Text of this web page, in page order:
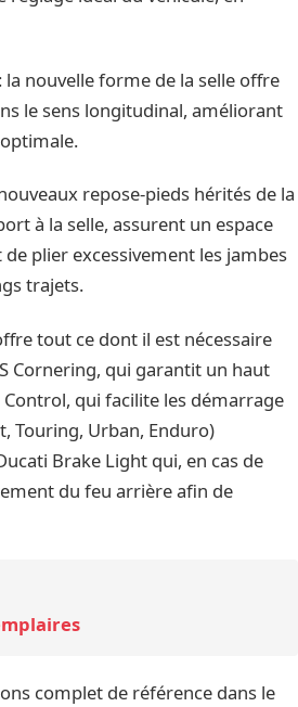
nouvelle forme de la selle offre
le sens longitudinal, améliorant
repose-pieds hérités de la
à la selle, assurent un espace
plier excessivement les jambes
trajets.
tout ce dont il est nécessaire
Cornering, qui garantit un haut
qui facilite les démarrage
Touring, Urban, Enduro)
Brake Light qui, en cas de
du feu arrière afin de
complet de référence dans le